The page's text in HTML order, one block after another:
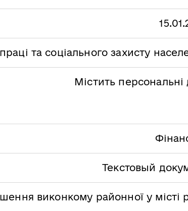
та соціального захисту
Містить персональні
Текстовый
виконкому районної у місті